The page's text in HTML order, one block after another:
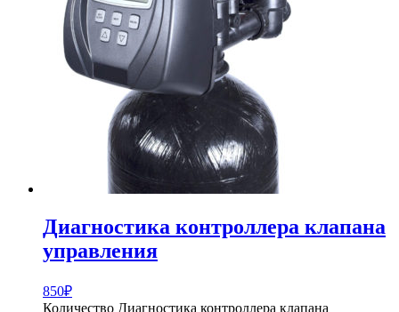
Диагностика контроллера клапана
управления
850₽
Количество Диагностика контроллера клапана